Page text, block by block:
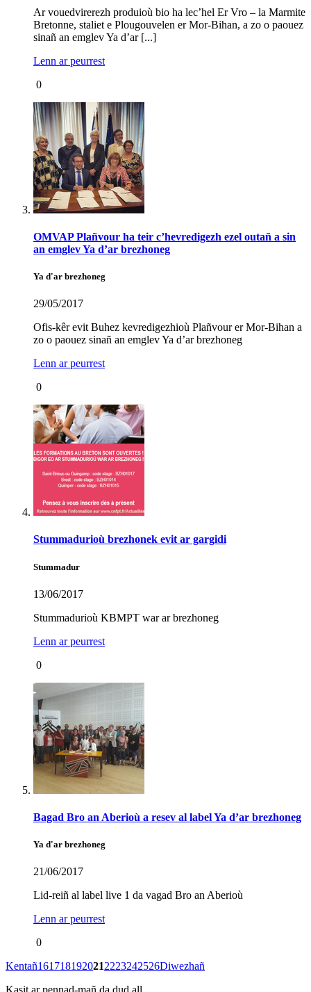
Ar vouedvirerezh produioù bio ha lec’hel Er Vro – la Marmite
Bretonne, staliet e Plougouvelen er Mor-Bihan, a zo o paouez
sinañ an emglev Ya d’ar [...]
Lenn ar peurrest
0
OMVAP Plañvour ha teir c’hevredigezh ezel outañ a sin
an emglev Ya d’ar brezhoneg
Ya d'ar brezhoneg
29/05/2017
Ofis-kêr evit Buhez kevredigezhioù Plañvour er Mor-Bihan a
zo o paouez sinañ an emglev Ya d’ar brezhoneg
Lenn ar peurrest
0
Stummadurioù brezhonek evit ar gargidi
Stummadur
13/06/2017
Stummadurioù KBMPT war ar brezhoneg
Lenn ar peurrest
0
Bagad Bro an Aberioù a resev al label Ya d’ar brezhoneg
Ya d'ar brezhoneg
21/06/2017
Lid-reiñ al label live 1 da vagad Bro an Aberioù
Lenn ar peurrest
0
Kentañ1617181920212223242526Diwezhañ